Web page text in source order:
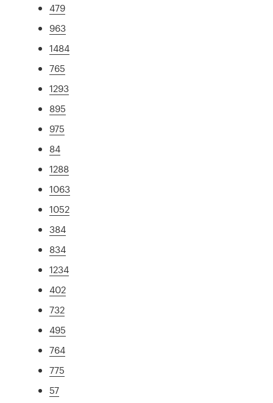
479
963
1484
765
1293
895
975
84
1288
1063
1052
384
834
1234
402
732
495
764
775
57